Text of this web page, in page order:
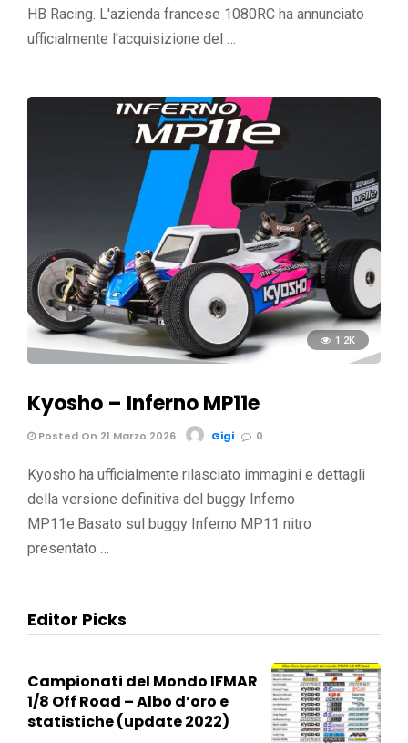
HB Racing. L'azienda francese 1080RC ha annunciato
ufficialmente l'acquisizione del …
1.2K
Kyosho – Inferno MP11e
Posted On 21 Marzo 2026 Gigi 0
Kyosho ha ufficialmente rilasciato immagini e dettagli
della versione definitiva del buggy Inferno
MP11e.Basato sul buggy Inferno MP11 nitro
presentato …
Editor Picks
Campionati del Mondo IFMAR
1/8 Off Road – Albo d’oro e
statistiche (update 2022)